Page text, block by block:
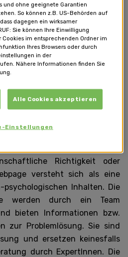
http://www.elternseite.at
werden von internen und
Richtigkeit oder
versteht sich als eine
Inhalten. Die
werden durch ein Team
bieten Informationen bzw.
zur Problemlösung. Sie sind
und ersetzen keinesfalls
durch ExpertInnen. Die
und ohne geeignete Garantien
So können z.B. US-Behörden auf
dagegen ein wirksamer
Sie können Ihre Einwilligung
im entsprechenden Ordner im
Ihres Browsers oder durch
in der
Nähere Informationen finden Sie
Alle Cookies akzeptieren
Einstellungen